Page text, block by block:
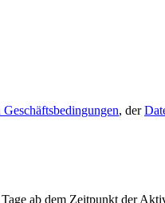
, der
ab dem Zeitpunkt der